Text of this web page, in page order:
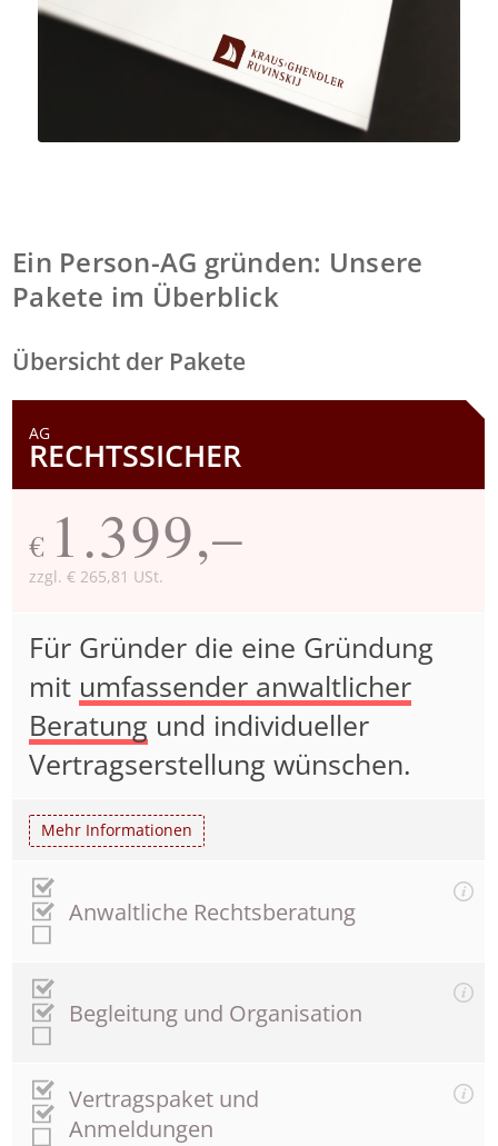
Ein Person-AG gründen: Unsere
Pakete im Überblick
Übersicht der Pakete
AG
RECHTSSICHER
€ 1.399,–
zzgl. € 265,81 USt.
Für Gründer die eine Gründung
mit umfassender anwaltlicher
Beratung und individueller
Vertragserstellung wünschen.
Mehr Informationen
Anwaltliche Rechtsberatung
Begleitung und Organisation
Vertragspaket und
Anmeldungen